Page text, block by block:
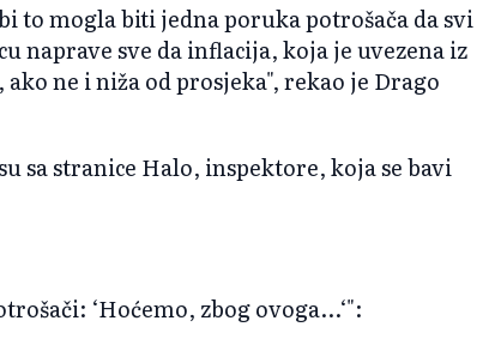
to mogla biti jedna poruka potrošača da svi
naprave sve da inflacija, koja je uvezena iz
ne i niža od prosjeka", rekao je Drago
sa stranice Halo, inspektore, koja se bavi
‘Hoćemo, zbog ovoga...‘":